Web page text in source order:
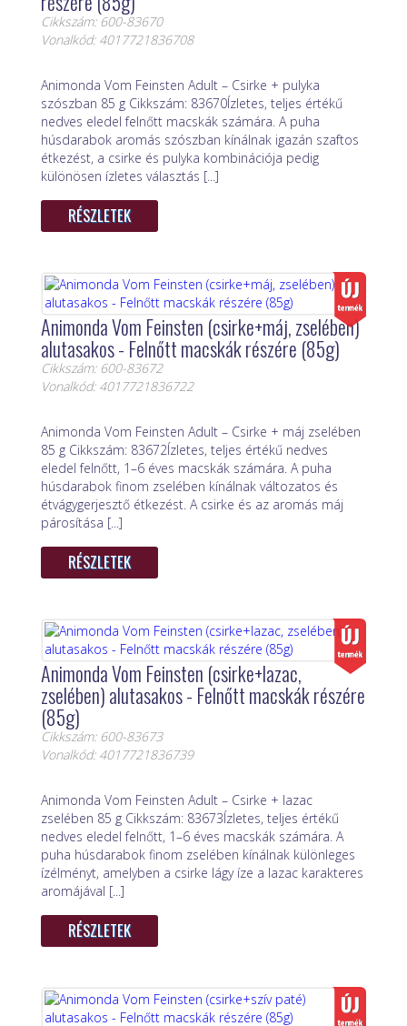
Cikkszám: 600-83670
Vonalkód: 4017721836708
Animonda Vom Feinsten Adult – Csirke + pulyka
szószban 85 g Cikkszám: 83670Ízletes, teljes értékű
nedves eledel felnőtt macskák számára. A puha
húsdarabok aromás szószban kínálnak igazán szaftos
étkezést, a csirke és pulyka kombinációja pedig
különösen ízletes választás [...]
RÉSZLETEK
Animonda Vom Feinsten (csirke+máj, zselében)
alutasakos - Felnőtt macskák részére (85g)
Cikkszám: 600-83672
Vonalkód: 4017721836722
Animonda Vom Feinsten Adult – Csirke + máj zselében
85 g Cikkszám: 83672Ízletes, teljes értékű nedves
eledel felnőtt, 1–6 éves macskák számára. A puha
húsdarabok finom zselében kínálnak változatos és
étvágygerjesztő étkezést. A csirke és az aromás máj
párosítása [...]
RÉSZLETEK
Animonda Vom Feinsten (csirke+lazac,
zselében) alutasakos - Felnőtt macskák részére
(85g)
Cikkszám: 600-83673
Vonalkód: 4017721836739
Animonda Vom Feinsten Adult – Csirke + lazac
zselében 85 g Cikkszám: 83673Ízletes, teljes értékű
nedves eledel felnőtt, 1–6 éves macskák számára. A
puha húsdarabok finom zselében kínálnak különleges
ízélményt, amelyben a csirke lágy íze a lazac karakteres
aromájával [...]
RÉSZLETEK